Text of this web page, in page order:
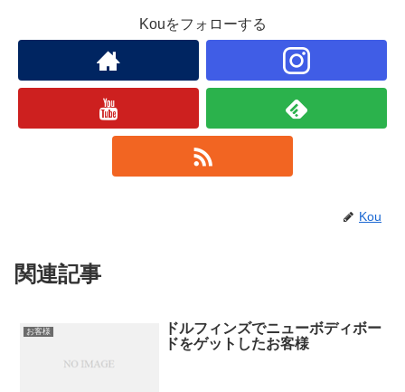
Kouをフォローする
Kou
関連記事
お客様
ドルフィンズでニューボディボー
ドをゲットしたお客様